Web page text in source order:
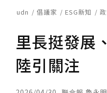
udn 倡議家 ESG新知
里長挺發展
陸引關注